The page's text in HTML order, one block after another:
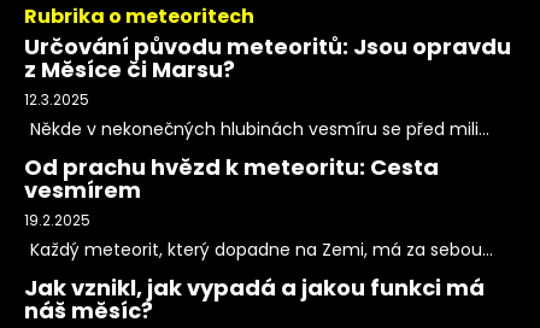
Rubrika o meteoritech
Určování původu meteoritů: Jsou opravdu
z Měsíce či Marsu?
12.3.2025
Někde v nekonečných hlubinách vesmíru se před mili...
Od prachu hvězd k meteoritu: Cesta
vesmírem
19.2.2025
Každý meteorit, který dopadne na Zemi, má za sebou...
Jak vznikl, jak vypadá a jakou funkci má
náš měsíc?